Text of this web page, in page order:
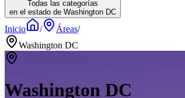
Todas las categorías
en el estado de Washington DC
Inicio / Áreas/
Washington DC
Washington DC